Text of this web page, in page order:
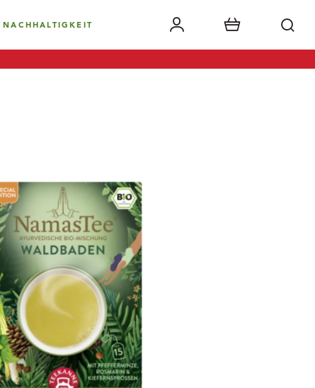
NACHHALTIGKEIT